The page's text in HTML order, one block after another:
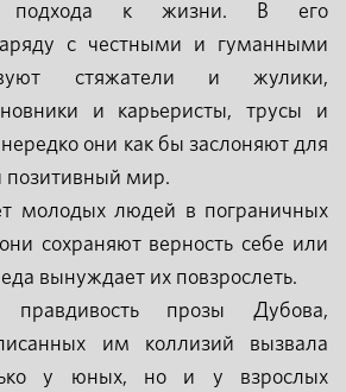
подхода к жизни. В его
с честными и гуманными
стяжатели и жулики,
и карьеристы, трусы и
они как бы заслоняют для
мир.
молодых людей в пограничных
сохраняют верность себе или
вынуждает их повзрослеть.
правдивость прозы Дубова,
им коллизий вызвала
у юных, но и у взрослых